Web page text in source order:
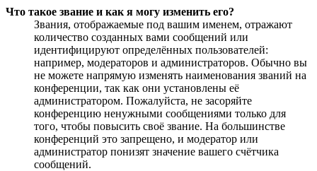
Что такое звание и как я могу изменить его?
Звания, отображаемые под вашим именем, отражают
количество созданных вами сообщений или
идентифицируют определённых пользователей:
например, модераторов и администраторов. Обычно вы
не можете напрямую изменять наименования званий на
конференции, так как они установлены её
администратором. Пожалуйста, не засоряйте
конференцию ненужными сообщениями только для
того, чтобы повысить своё звание. На большинстве
конференций это запрещено, и модератор или
администратор понизят значение вашего счётчика
сообщений.